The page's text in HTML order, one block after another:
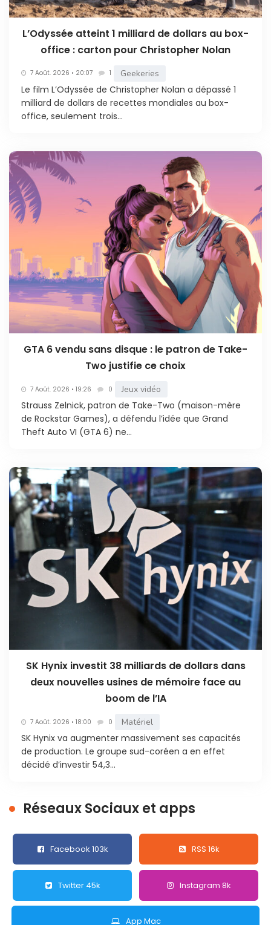
L’Odyssée atteint 1 milliard de dollars au box-
office : carton pour Christopher Nolan
7 Août. 2026 • 20:07 1 Geekeries
Le film L’Odyssée de Christopher Nolan a dépassé 1
milliard de dollars de recettes mondiales au box-
office, seulement trois...
GTA 6 vendu sans disque : le patron de Take-
Two justifie ce choix
7 Août. 2026 • 19:26 0 Jeux vidéo
Strauss Zelnick, patron de Take-Two (maison-mère
de Rockstar Games), a défendu l’idée que Grand
Theft Auto VI (GTA 6) ne...
SK Hynix investit 38 milliards de dollars dans
deux nouvelles usines de mémoire face au
boom de l’IA
7 Août. 2026 • 18:00 0 Matériel
SK Hynix va augmenter massivement ses capacités
de production. Le groupe sud-coréen a en effet
décidé d’investir 54,3...
Réseaux Sociaux et apps
Facebook 103k RSS 16k
Twitter 45k Instagram 8k
App Mac